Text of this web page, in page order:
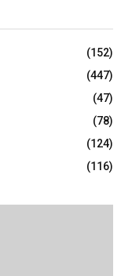
(152)
(447)
(47)
(78)
(124)
(116)